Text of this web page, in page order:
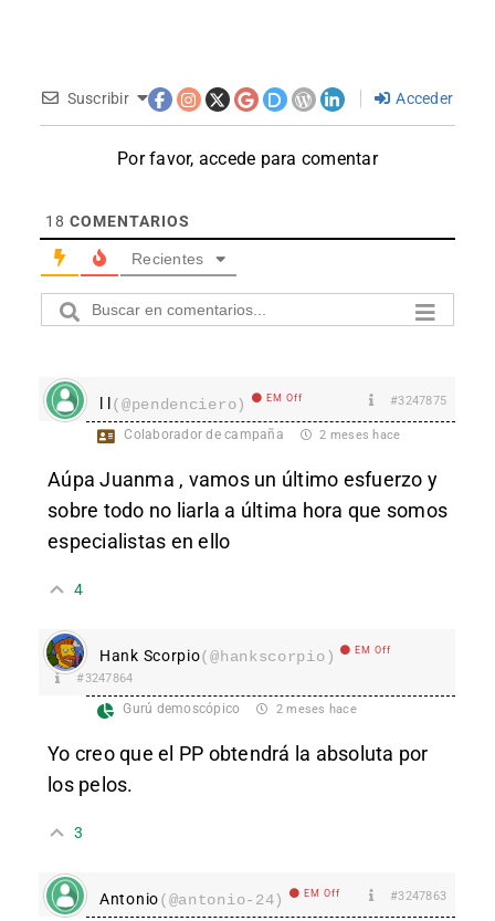
Suscribir Acceder
Por favor, accede para comentar
18 COMENTARIOS
Recientes
l l(@pendenciero) EM Off #3247875
Colaborador de campaña 2 meses hace
Aúpa Juanma , vamos un último esfuerzo y
sobre todo no liarla a última hora que somos
especialistas en ello
4
Hank Scorpio(@hankscorpio) EM Off
#3247864
Gurú demoscópico 2 meses hace
Yo creo que el PP obtendrá la absoluta por
los pelos.
3
Antonio(@antonio-24) EM Off #3247863